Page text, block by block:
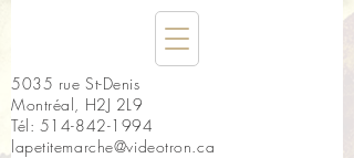
5035 rue St-Denis
Montréal, H2J 2L9
Tél: 514-842-1994
lapetitemarche@videotron.ca